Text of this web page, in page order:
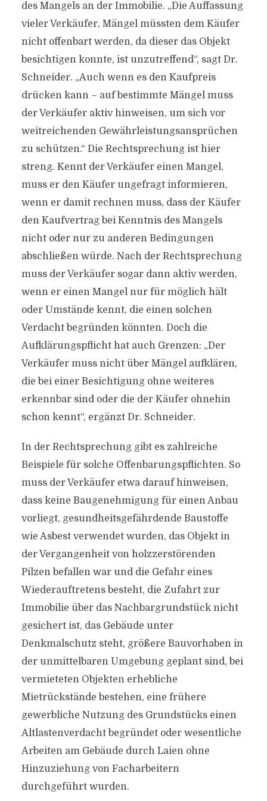
des Mangels an der Immobilie. „Die Auffassung
vieler Verkäufer, Mängel müssten dem Käufer
nicht offenbart werden, da dieser das Objekt
besichtigen konnte, ist unzutreffend“, sagt Dr.
Schneider. „Auch wenn es den Kaufpreis
drücken kann – auf bestimmte Mängel muss
der Verkäufer aktiv hinweisen, um sich vor
weitreichenden Gewährleistungsansprüchen
zu schützen.“ Die Rechtsprechung ist hier
streng. Kennt der Verkäufer einen Mangel,
muss er den Käufer ungefragt informieren,
wenn er damit rechnen muss, dass der Käufer
den Kaufvertrag bei Kenntnis des Mangels
nicht oder nur zu anderen Bedingungen
abschließen würde. Nach der Rechtsprechung
muss der Verkäufer sogar dann aktiv werden,
wenn er einen Mangel nur für möglich hält
oder Umstände kennt, die einen solchen
Verdacht begründen könnten. Doch die
Aufklärungspflicht hat auch Grenzen: „Der
Verkäufer muss nicht über Mängel aufklären,
die bei einer Besichtigung ohne weiteres
erkennbar sind oder die der Käufer ohnehin
schon kennt“, ergänzt Dr. Schneider.
In der Rechtsprechung gibt es zahlreiche
Beispiele für solche Offenbarungspflichten. So
muss der Verkäufer etwa darauf hinweisen,
dass keine Baugenehmigung für einen Anbau
vorliegt, gesundheitsgefährdende Baustoffe
wie Asbest verwendet wurden, das Objekt in
der Vergangenheit von holzzerstörenden
Pilzen befallen war und die Gefahr eines
Wiederauftretens besteht, die Zufahrt zur
Immobilie über das Nachbargrundstück nicht
gesichert ist, das Gebäude unter
Denkmalschutz steht, größere Bauvorhaben in
der unmittelbaren Umgebung geplant sind, bei
vermieteten Objekten erhebliche
Mietrückstände bestehen, eine frühere
gewerbliche Nutzung des Grundstücks einen
Altlastenverdacht begründet oder wesentliche
Arbeiten am Gebäude durch Laien ohne
Hinzuziehung von Facharbeitern
durchgeführt wurden.